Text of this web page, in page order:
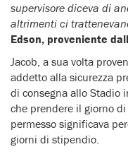
supervisore diceva di
altrimenti ci
Edson, proveniente
Jacob, a sua volta
addetto alla sicurezza
di consegna allo Stadio
che prendere il giorno
permesso significava
giorni di stipendio.